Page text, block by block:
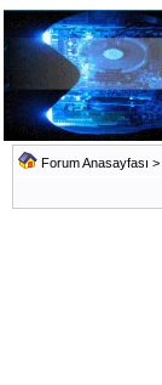
Forum Anasayfası >